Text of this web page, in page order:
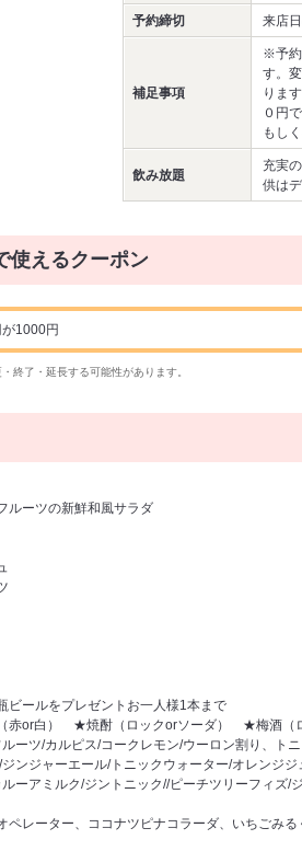
予約締切 来店
補足事項
※予約
す。
りま
０円
もし
飲み放題
充実
供は
使えるクーポン
1000円
終了・延長する可能性があります。
ルーツの新鮮和風サラダ
ビールをプレゼントお一人様1本まで
赤or白） ★焼酎（ロックorソーダ） ★梅酒（ロ
ーツ/カルピス/コークレモン/ウーロン割り、ト
ンジャーエール/トニックウォーター/オレンジ
ーアミルク/ジントニック//ピーチツリーフィズ
ペレーター、ココナツピナコラーダ、いちごみる